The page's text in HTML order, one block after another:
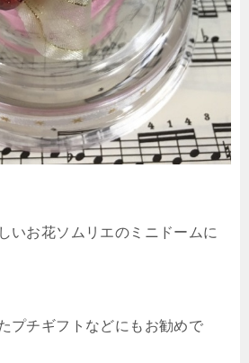
いお花ソムリエのミニドームに
プチギフトなどにもお勧めで